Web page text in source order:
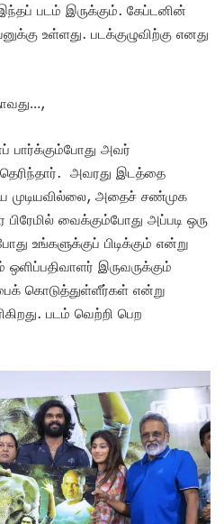
படம் இருக்கும். கேப்டனின்
உள்ளது. படக்குழுவிற்கு எனது
பார்க்கும்போது அவர்
அவரது இடத்தை
முடியவில்லை, அதைச் சண்முக
வைக்கும்போது அப்படி ஒரு
உங்களுக்குப் பிடிக்கும் என்று
ஒளிப்பதிவாளர் இருவருக்கும்
கொடுத்துள்ளீர்கள் என்று
படம் வெற்றி பெற